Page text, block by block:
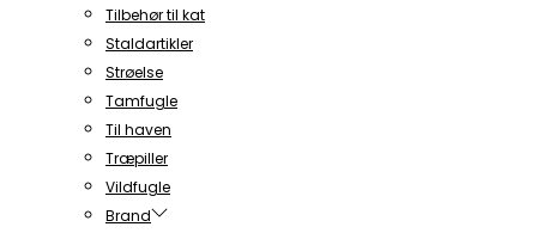
Tilbehør til kat
Staldartikler
Strøelse
Tamfugle
Til haven
Træpiller
Vildfugle
Brand